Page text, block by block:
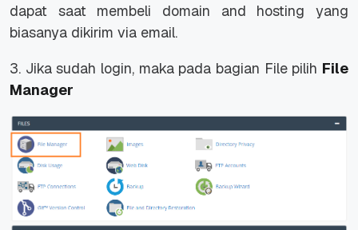
dapat saat membeli domain and hosting yang
biasanya dikirim via email.
3. Jika sudah login, maka pada bagian File pilih File
Manager